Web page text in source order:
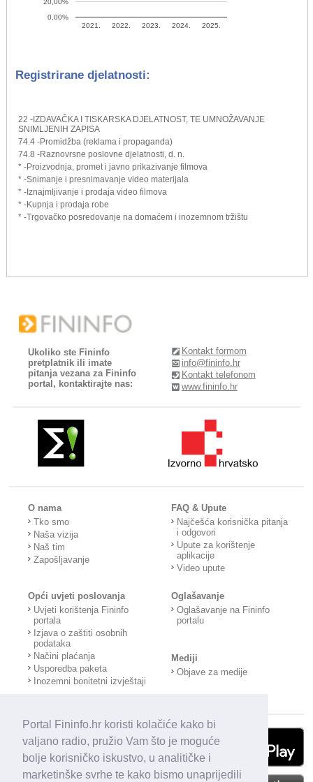
Portal Fininfo.hr koristi kolačiće kako bi
valjano radio, pružio Vam što je moguće
bolje korisničko iskustvo, u analitičke i
marketinške svrhe te kako bismo unaprijedili
2021. 2022. 2023. 2024. 2025.
0,00%
20,00%
Registrirane djelatnosti:
22 -IZDAVAČKA I TISKARSKA DJELATNOST, TE UMNOŽAVANJE
SNIMLJENIH ZAPISA
74.4 -Promidžba (reklama i propaganda)
74.8 -Raznovrsne poslovne djelatnosti, d. n.
* -Proizvodnja, promet i javno prikazivanje filmova
* -Snimanje i presnimavanje video materijala
* -Iznajmljivanje i prodaja video filmova
* -Kupnja i prodaja robe
* -Trgovačko posredovanje na domaćem i inozemnom tržištu
Ukoliko ste Fininfo
pretplatnik ili imate
pitanja vezana za Fininfo
portal, kontaktirajte nas:
Kontakt formom
info@fininfo.hr
Kontakt telefonom
www.fininfo.hr
O nama
Tko smo
Naša vizija
Naš tim
Zapošljavanje
FAQ & Upute
Najčešća korisnička pitanja
i odgovori
Upute za korištenje
aplikacije
Video upute
Opći uvjeti poslovanja
Uvjeti korištenja Fininfo
portala
Izjava o zaštiti osobnih
podataka
Načini plaćanja
Usporedba paketa
Inozemni bonitetni izvještaji
Oglašavanje
Oglašavanje na Fininfo
portalu
Mediji
Objave za medije